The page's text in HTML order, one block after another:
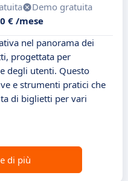
Demo gratuita
€ /mese
nel panorama dei
progettata per
degli utenti. Questo
e strumenti pratici che
di biglietti per vari
di più